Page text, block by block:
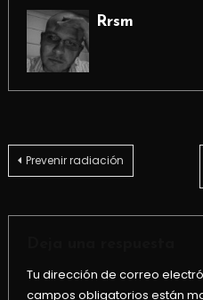
Rrsm
Navegación
Prevenir radiación
Tu dirección de correo
campos obligatorios están